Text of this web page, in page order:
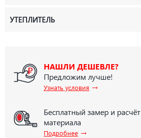
УТЕПЛИТЕЛЬ
НАШЛИ ДЕШЕВЛЕ?
Предложим лучше!
Узнать условия →
Бесплатный замер и расчёт
материала
Подробнее →